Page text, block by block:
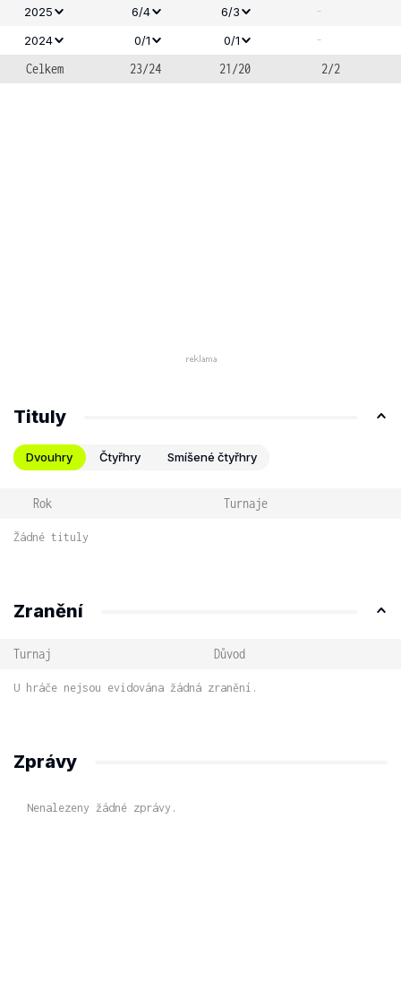
2025 6/4 6/3 -
2024 0/1 0/1
-
Celkem
23/24 21/20 2/2
Tituly
Dvouhry Čtyřhry Smíšené čtyřhry
Rok Turnaje
Žádné tituly
Zranění
Turnaj Důvod
U hráče nejsou evidována žádná zranění.
Zprávy
Nenalezeny žádné zprávy.